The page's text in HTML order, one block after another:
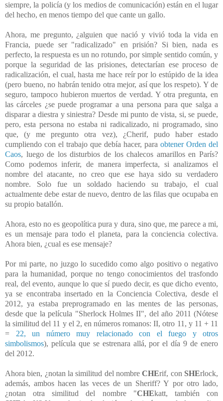
siempre, la policía (y los medios de comunicación) están en el lugar
del hecho, en menos tiempo del que cante un gallo.
Ahora, me pregunto, ¿alguien que nació y vivió toda la vida en
Francia, puede ser "radicalizado" en prisión? Si bien, nada es
perfecto, la respuesta es un no rotundo, por simple sentido común, y
porque la seguridad de las prisiones, detectarían ese proceso de
radicalización, el cual, hasta me hace reír por lo estúpido de la idea
(pero bueno, no habrán tenido otra mejor, así que los respeto). Y de
seguro, tampoco hubieron muertos de verdad. Y otra pregunta, en
las cárceles ¿se puede programar a una persona para que salga a
disparar a diestra y siniestra? Desde mi punto de vista, si, se puede,
pero, esta persona no estaba ni radicalizado, ni programado, sino
que, (y me pregunto otra vez), ¿Cherif, pudo haber estado
cumpliendo con el trabajo que debía hacer, para obtener Orden del
Caos, luego de los disturbios de los chalecos amarillos en París?
Como podemos inferir, de manera imperfecta, si analizamos el
nombre del atacante, no creo que ese haya sido su verdadero
nombre. Solo fue un soldado haciendo su trabajo, el cual
actualmente debe estar de nuevo, dentro de las filas que ocupaba en
su propio batallón.
Ahora, esto no es geopolítica pura y dura, sino que, me parece a mi,
es un mensaje para todo el planeta, para la conciencia colectiva.
Ahora bien, ¿cual es ese mensaje?
Por mi parte, no juzgo lo sucedido como algo positivo o negativo
para la humanidad, porque no tengo conocimientos del trasfondo
real, del evento, aunque lo que sí puedo decir, es que dicho evento,
ya se encontraba insertado en la Conciencia Colectiva, desde el
2012, ya estaba preprogramado en las mentes de las personas,
desde que la película "Sherlock Holmes II", del año 2011 (Nótese
la similitud del 11 y el 2, en números romanos: II, otro 11, y 11 + 11
= 22, un número muy relacionado con el fuego y otros
simbolismos), película que se estrenara allá, por el día 9 de enero
del 2012.
Ahora bien, ¿notan la similitud del nombreCHErif, con SHErlock,
además, ambos hacen las veces de un Sheriff? Y por otro lado,
¿notan otra similitud del nombre "CHEkatt, también con